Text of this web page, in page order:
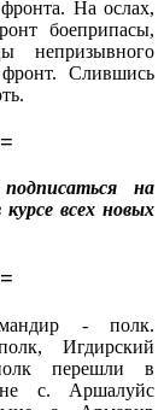
На ослах,
боеприпасы,
непризывного
Слившись
на
всех новых
- полк.
Игдирский
перешли в
с. Аршалуйс